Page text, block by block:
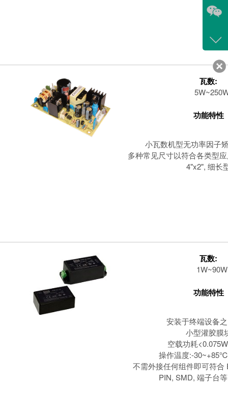
瓦数:
功能特性
小瓦数机型无功率因子
多种常见尺寸以符合各类型
4"x2", 细长
瓦数:
1W~90W
功能特性
安装于终端设备
小型灌胶膜
空载功耗
操作温度:-
不需外接任何组件即可符合
PIN, SMD, 端子台
咨询
客服